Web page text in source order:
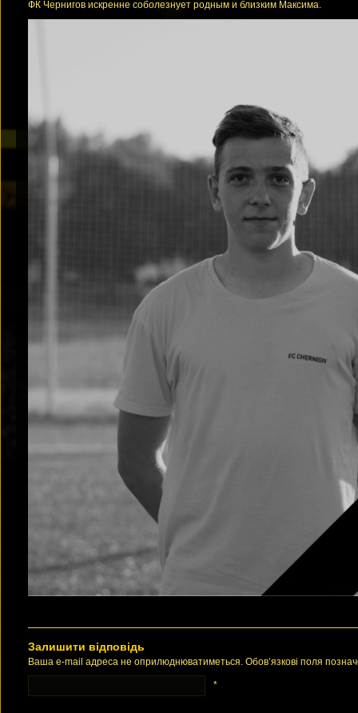
ФК Чернигов искренне соболезнует родным и близким Максима.
Залишити відповідь
Ваша e-mail адреса не оприлюднюватиметься. Обов’язкові поля
*